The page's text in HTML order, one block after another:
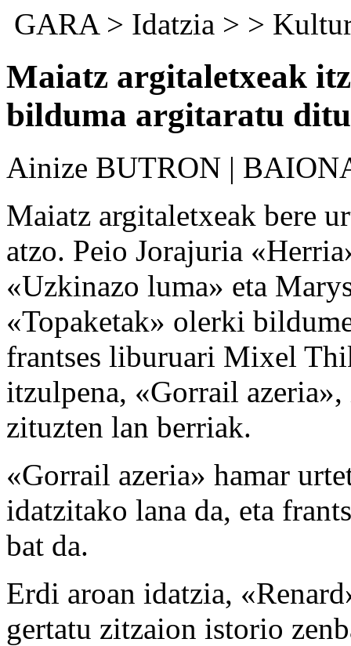
GARA> Idatzia > >
Maiatz argitaletxeak
bilduma argitaratu ditu
Ainize BUTRON |
Maiatz argitaletxeak bere
atzo. Peio Jorajuria
«Uzkinazo luma» eta
«Topaketak» olerki
frantses liburuari Mixel
itzulpena, «Gorrail
zituzten lan berriak.
«Gorrail azeria» hamar
idatzitako lana da, eta
bat da.
Erdi aroan idatzia,
gertatu zitzaion istorio